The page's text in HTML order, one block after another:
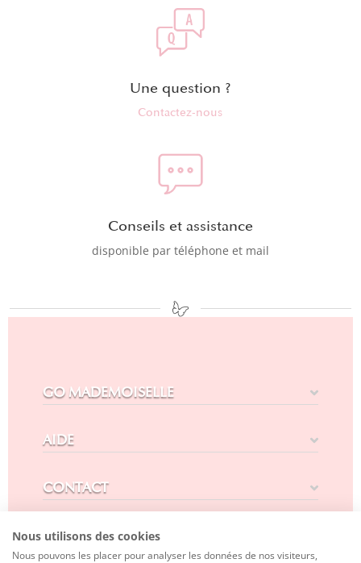
Une question ?
Contactez-nous
Conseils et assistance
disponible par téléphone et mail
GO MADEMOISELLE
AIDE
CONTACT
SUIVEZ-NOUS
Nous utilisons des cookies
Nous pouvons les placer pour analyser les données de nos visiteurs,